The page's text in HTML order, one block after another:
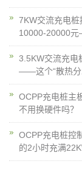
7KW交流充电
10000-20000
3.5KW交流充电
——这个“散热分
OCPP充电桩主
不用换硬件吗？
OCPP充电桩控
的2小时充满